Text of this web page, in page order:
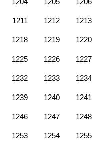
1211 1212 1213
1218 1219 1220
1225 1226 1227
1232 1233 1234
1239 1240 1241
1246 1247 1248
1253 1254 1255